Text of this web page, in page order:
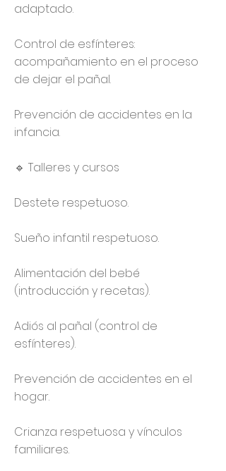
adaptado.
Control de esfínteres:
acompañamiento en el proceso
de dejar el pañal.
Prevención de accidentes en la
infancia.
🔹 Talleres y cursos
Destete respetuoso.
Sueño infantil respetuoso.
Alimentación del bebé
(introducción y recetas).
Adiós al pañal (control de
esfínteres).
Prevención de accidentes en el
hogar.
Crianza respetuosa y vínculos
familiares.